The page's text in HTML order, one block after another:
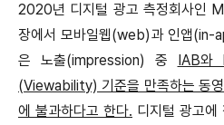
2020년 디지털 광고 측정회사인
장에서 모바일웹(web)과 인앱(in-
은 노출(impression) 중
IAB와
(Viewability) 기준을 만족하는 동
에 불과하다고 한다. 디지털 광고에